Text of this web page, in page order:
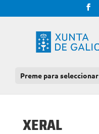
Preme para seleccionar
XERAL